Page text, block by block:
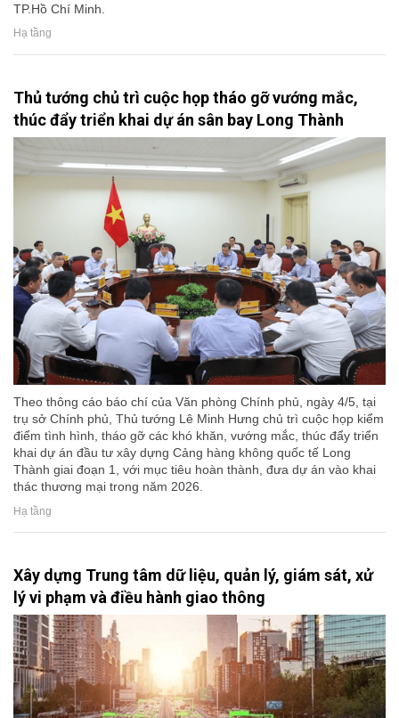
TP.Hồ Chí Minh.
Hạ tầng
Thủ tướng chủ trì cuộc họp tháo gỡ vướng mắc,
thúc đẩy triển khai dự án sân bay Long Thành
Theo thông cáo báo chí của Văn phòng Chính phủ, ngày 4/5, tại
trụ sở Chính phủ, Thủ tướng Lê Minh Hưng chủ trì cuộc họp kiểm
điểm tình hình, tháo gỡ các khó khăn, vướng mắc, thúc đẩy triển
khai dự án đầu tư xây dựng Cảng hàng không quốc tế Long
Thành giai đoạn 1, với mục tiêu hoàn thành, đưa dự án vào khai
thác thương mại trong năm 2026.
Hạ tầng
Xây dựng Trung tâm dữ liệu, quản lý, giám sát, xử
lý vi phạm và điều hành giao thông